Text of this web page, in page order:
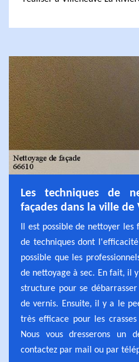
Les techniques de
façades dans la ville de
Il est possible de nettoyer
de techniques dont
possible que les
de nettoyage à sec. En fait, il
structure pour se
de vernis. Ensuite, il y a le
très efficace pour les
Nous vous dresserons un
contactez par mail ou par